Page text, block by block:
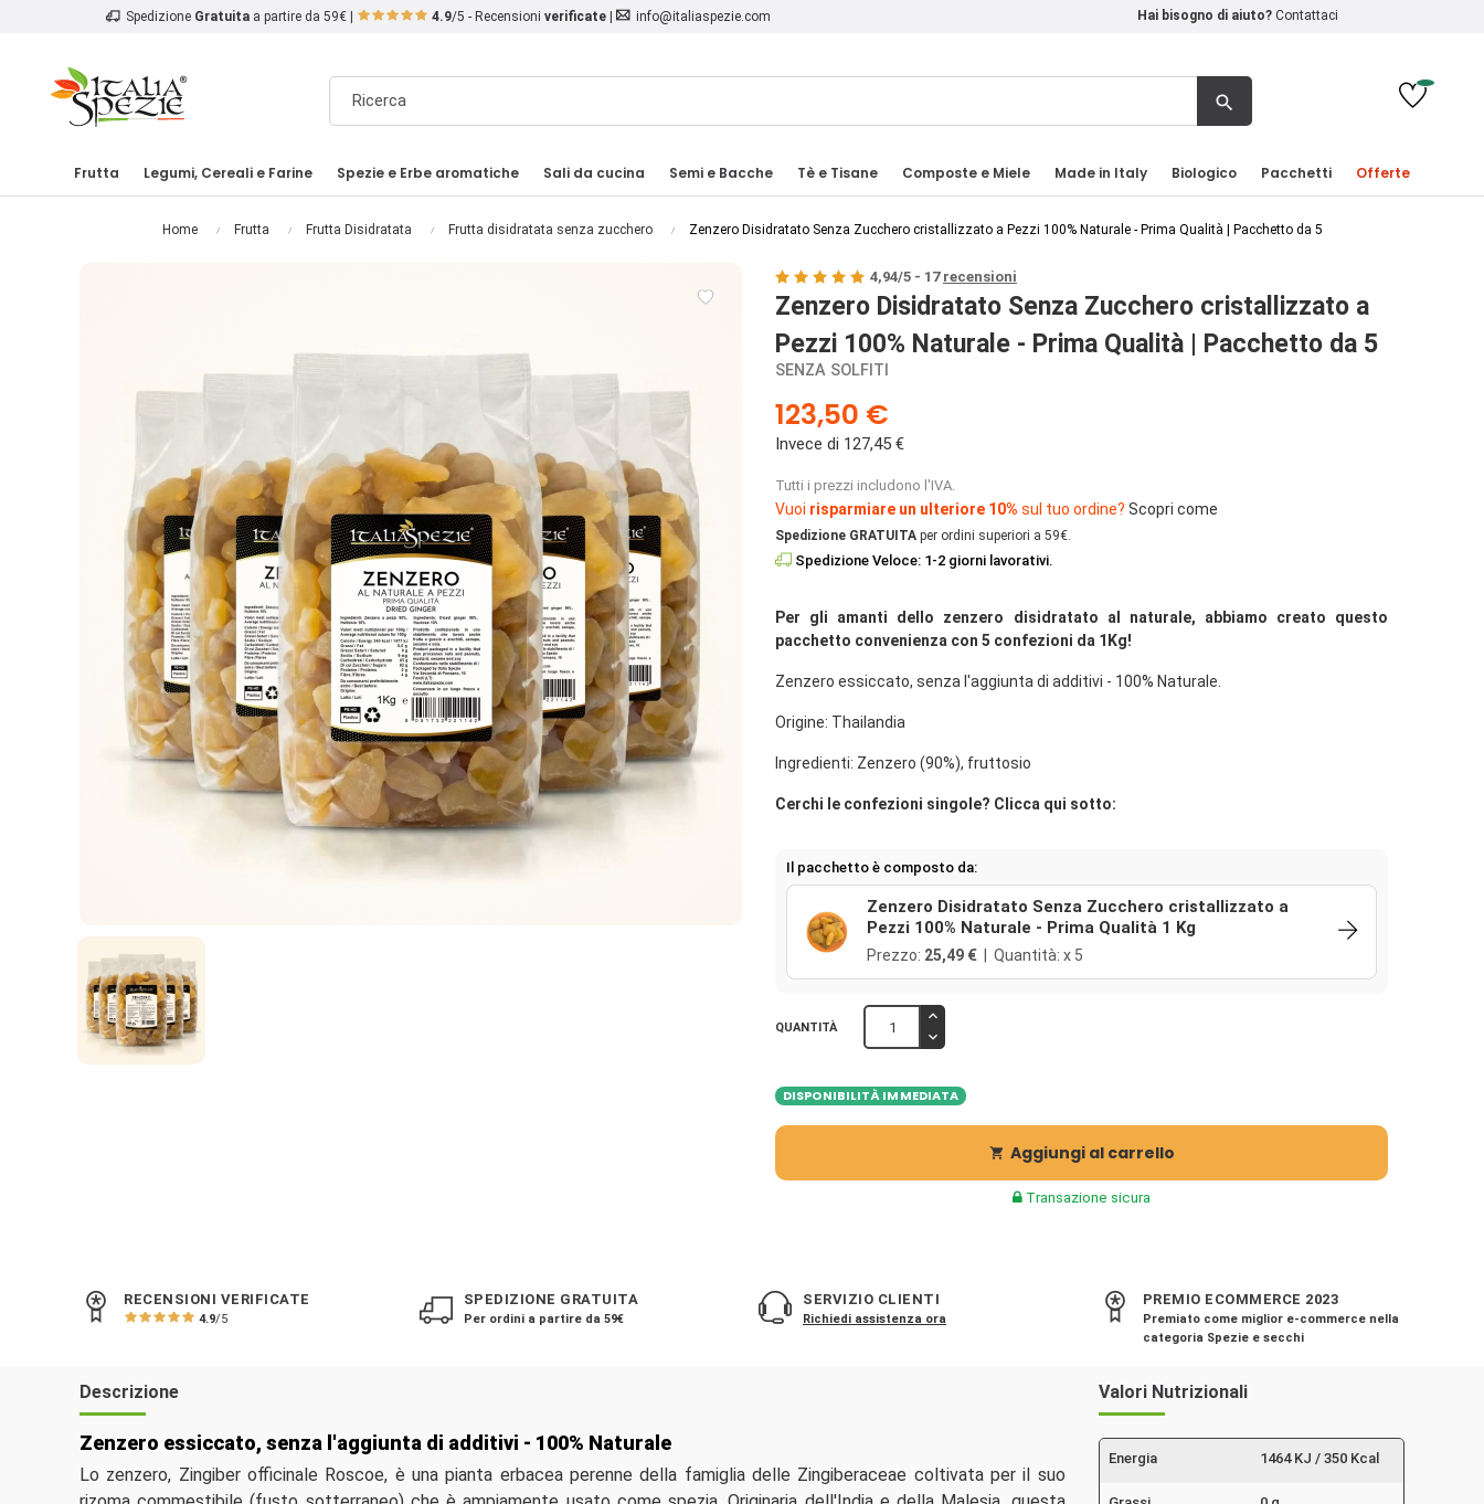
Spedizione Gratuita a partire da 59€ | 4.9/5 - Recensioni verificate info@italiaspezie.com Hai bisogno di aiuto? Contattaci
search
Frutta Legumi, Cereali e Farine Spezie e Erbe aromatiche Sali da cucina Semi e Bacche Tè e Tisane Composte e Miele Made in Italy Biologico Pacchetti Offerte
Home Frutta Frutta Disidratata Frutta disidratata senza zucchero Zenzero Disidratato Senza Zucchero cristallizzato a Pezzi 100% Naturale - Prima Qualità | Pacchetto da 5

4,94/5 - 17 recensioni
Zenzero Disidratato Senza Zucchero cristallizzato a
Pezzi 100% Naturale - Prima Qualità | Pacchetto da 5
SENZA SOLFITI
123,50 €
Invece di 127,45 €
Tutti i prezzi includono l'IVA.
Vuoi risparmiare un ulteriore 10% sul tuo ordine? Scopri come
Spedizione GRATUITA per ordini superiori a 59€.
Spedizione Veloce: 1-2 giorni lavorativi.
Per gli amanti dello zenzero disidratato al naturale, abbiamo creato questo
pacchetto convenienza con 5 confezioni da 1Kg!
Zenzero essiccato, senza l'aggiunta di additivi - 100% Naturale.
Origine: Thailandia
Ingredienti: Zenzero (90%), fruttosio
Cerchi le confezioni singole? Clicca qui sotto:
Il pacchetto è composto da:
Zenzero Disidratato Senza Zucchero cristallizzato a
Pezzi 100% Naturale - Prima Qualità 1 Kg
Prezzo: 25,49 € | Quantità: x 5
QUANTITÀ
DISPONIBILITÀ IMMEDIATA
 Aggiungi al carrello
Transazione sicura
RECENSIONI VERIFICATE
4.9/5
SPEDIZIONE GRATUITA
Per ordini a partire da 59€
SERVIZIO CLIENTI
Richiedi assistenza ora
PREMIO ECOMMERCE 2023
Premiato come miglior e-commerce nella
categoria Spezie e secchi
Descrizione
Zenzero essiccato, senza l'aggiunta di additivi - 100% Naturale
Lo zenzero, Zingiber officinale Roscoe, è una pianta erbacea perenne della famiglia delle Zingiberaceae coltivata per il suo
Valori Nutrizionali
Energia 1464 KJ / 350 Kcal